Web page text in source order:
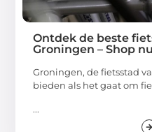
Ontdek de beste
Groningen – Shop
Groningen, de fietsstad
bieden als het gaat om
...